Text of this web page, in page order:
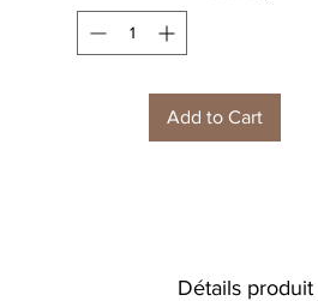
Add to Cart
Détails produit